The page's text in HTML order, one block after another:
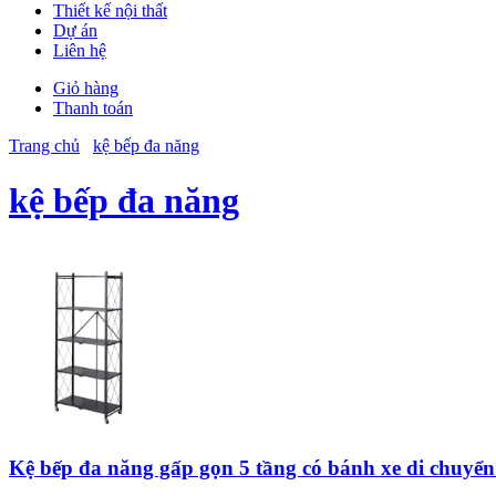
Thiết kế nội thất
Dự án
Liên hệ
Giỏ hàng
Thanh toán
Trang chủ
kệ bếp đa năng
kệ bếp đa năng
Kệ bếp đa năng gấp gọn 5 tầng có bánh xe di